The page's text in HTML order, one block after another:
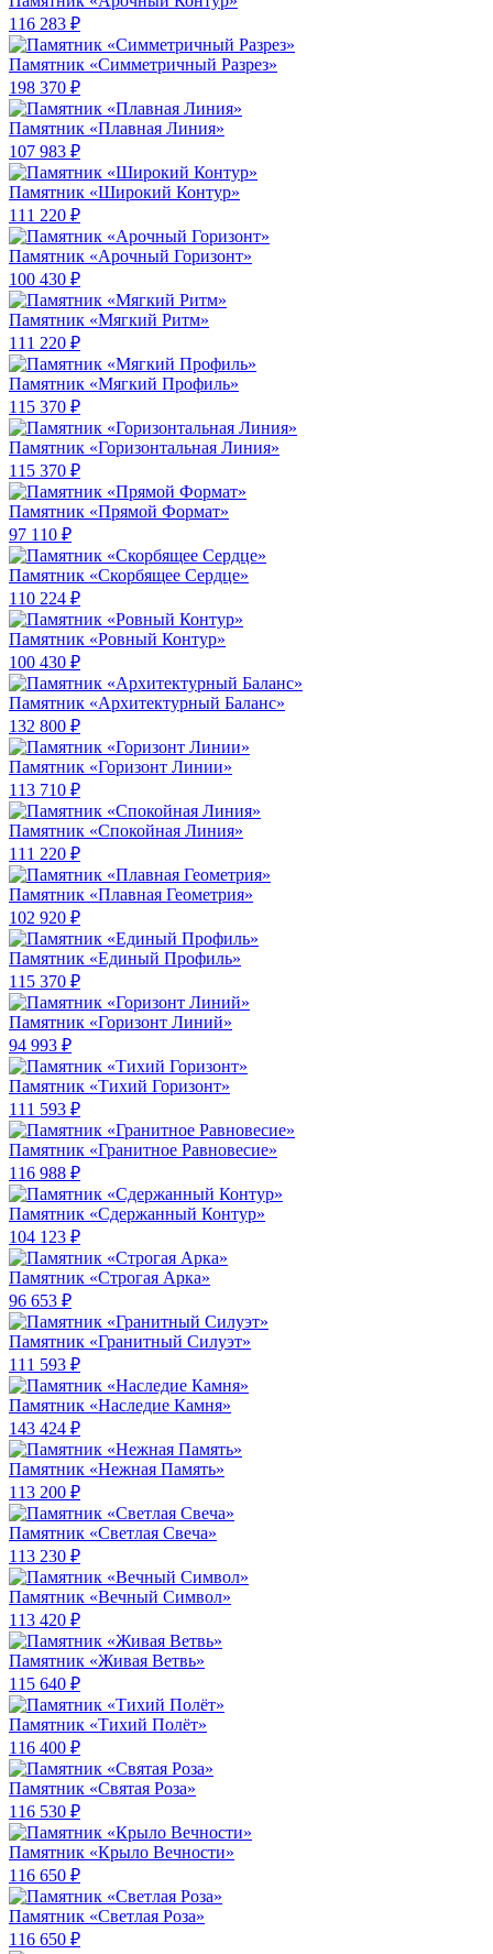
116 283 ₽
Памятник «Симметричный Разрез»
198 370 ₽
Памятник «Плавная Линия»
107 983 ₽
Памятник «Широкий Контур»
111 220 ₽
Памятник «Арочный Горизонт»
100 430 ₽
Памятник «Мягкий Ритм»
111 220 ₽
Памятник «Мягкий Профиль»
115 370 ₽
Памятник «Горизонтальная Линия»
115 370 ₽
Памятник «Прямой Формат»
97 110 ₽
Памятник «Скорбящее Сердце»
110 224 ₽
Памятник «Ровный Контур»
100 430 ₽
Памятник «Архитектурный Баланс»
132 800 ₽
Памятник «Горизонт Линии»
113 710 ₽
Памятник «Спокойная Линия»
111 220 ₽
Памятник «Плавная Геометрия»
102 920 ₽
Памятник «Единый Профиль»
115 370 ₽
Памятник «Горизонт Линий»
94 993 ₽
Памятник «Тихий Горизонт»
111 593 ₽
Памятник «Гранитное Равновесие»
116 988 ₽
Памятник «Сдержанный Контур»
104 123 ₽
Памятник «Строгая Арка»
96 653 ₽
Памятник «Гранитный Силуэт»
111 593 ₽
Памятник «Наследие Камня»
143 424 ₽
Памятник «Нежная Память»
113 200 ₽
Памятник «Светлая Свеча»
113 230 ₽
Памятник «Вечный Символ»
113 420 ₽
Памятник «Живая Ветвь»
115 640 ₽
Памятник «Тихий Полёт»
116 400 ₽
Памятник «Святая Роза»
116 530 ₽
Памятник «Крыло Вечности»
116 650 ₽
Памятник «Светлая Роза»
116 650 ₽